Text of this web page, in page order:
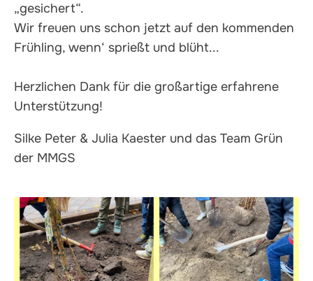
„gesichert“.
Wir freuen uns schon jetzt auf den kommenden
Frühling, wenn‘ sprießt und blüht...
Herzlichen Dank für die großartige erfahrene
Unterstützung!
Silke Peter & Julia Kaester und das Team Grün
der MMGS